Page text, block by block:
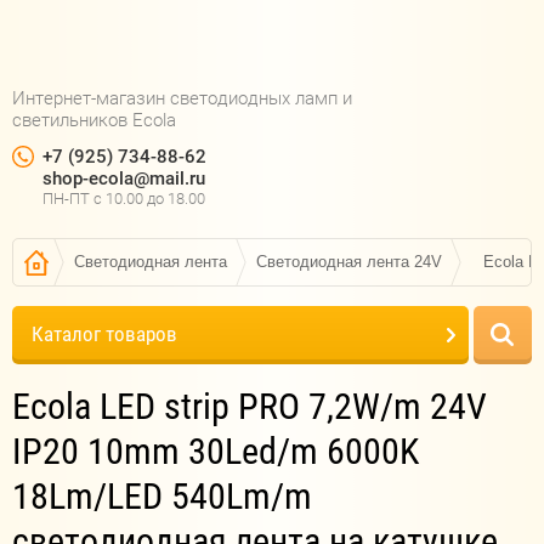
Интернет-магазин светодиодных ламп и
светильников Ecola
+7 (925) 734-88-62
shop-ecola@mail.ru
ПН-ПТ c 10.00 до 18.00
Светодиодная лента Светодиодная лента 24V Ecola
Каталог товаров
Ecola LED strip PRO 7,2W/m 24V
IP20 10mm 30Led/m 6000K
18Lm/LED 540Lm/m